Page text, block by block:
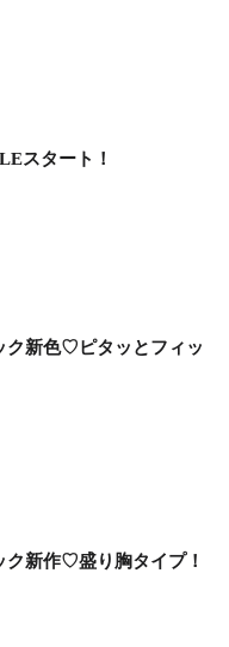
スタート！
ク新色♡ピタッとフィッ
ク新作♡盛り胸タイプ！